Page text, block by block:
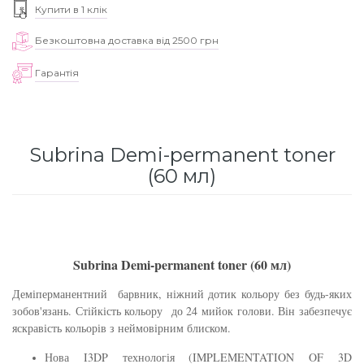
Купити в 1 клік
Безкоштовна доставка від 2500 грн
Гарантія
Subrina Demi-permanent toner
(60 мл)
Subrina Demi-permanent toner (60 мл)
Деміперманентний барвник, ніжний дотик кольору без будь-яких
зобов'язань. Стійкість кольору до 24 мийок голови. Він забезпечує
яскравість кольорів з неймовірним блиском.
Нова I3DP технологія (IMPLEMENTATION OF 3D
Сироватка, флюїд для волосся
для інтенсивного зволоження
Subtil Color Lab Instant Detox - Серія детокс
для шкіри голови
Subtil Color Lab Regeneration Absolue –
Subtil Design - Серія стайлінг та ніжний
догляд
Subtil Design Lab - Серія для максимального
Schwarzkopf Professional
Sezavi
Technique
Termix
Tico Professional